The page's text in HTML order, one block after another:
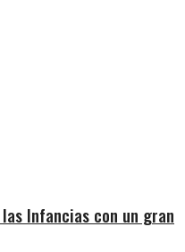
Infancias con un gran